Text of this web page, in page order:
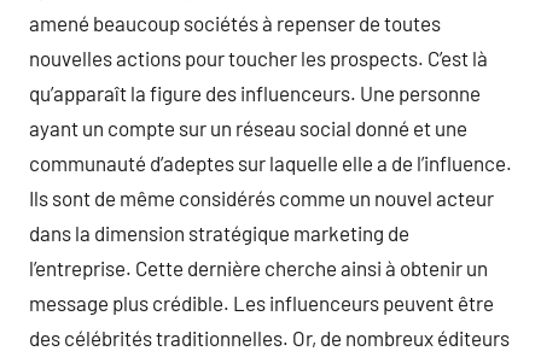
amené beaucoup sociétés à repenser de toutes
nouvelles actions pour toucher les prospects. C’est là
qu’apparaît la figure des influenceurs. Une personne
ayant un compte sur un réseau social donné et une
communauté d’adeptes sur laquelle elle a de l’influence.
Ils sont de même considérés comme un nouvel acteur
dans la dimension stratégique marketing de
l’entreprise. Cette dernière cherche ainsi à obtenir un
message plus crédible. Les influenceurs peuvent être
des célébrités traditionnelles. Or, de nombreux éditeurs